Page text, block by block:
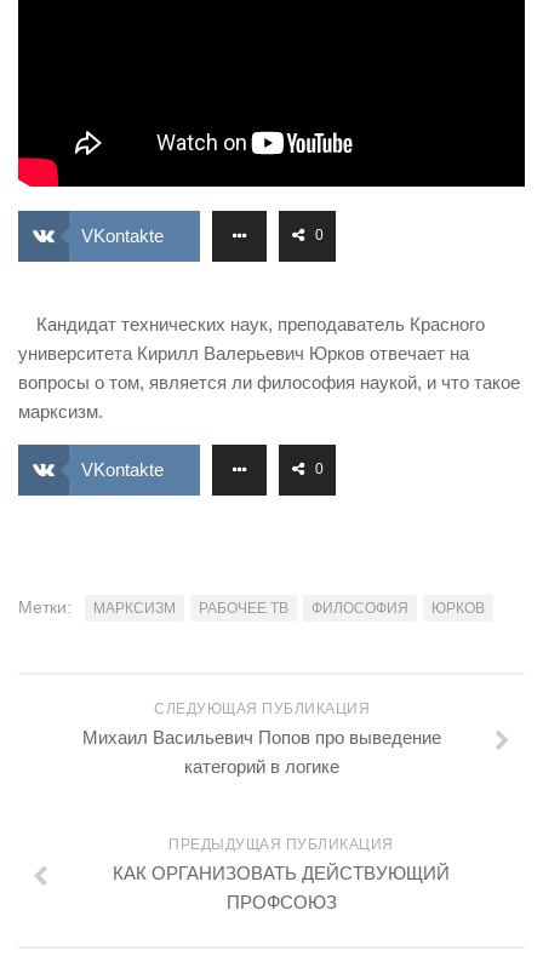
НАРОДНАЯ ПРАВДА
VKontakte 0
Кандидат технических наук, преподаватель Красного
университета Кирилл Валерьевич Юрков отвечает на
вопросы о том, является ли философия наукой, и что такое
марксизм.
VKontakte 0
Метки: МАРКСИЗМ РАБОЧЕЕ ТВ ФИЛОСОФИЯ ЮРКОВ
СЛЕДУЮЩАЯ ПУБЛИКАЦИЯ
Михаил Васильевич Попов про выведение
категорий в логике
ПРЕДЫДУЩАЯ ПУБЛИКАЦИЯ
КАК ОРГАНИЗОВАТЬ ДЕЙСТВУЮЩИЙ
ПРОФСОЮЗ